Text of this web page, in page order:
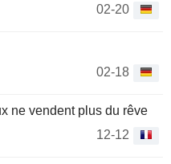
02-20
02-18
ne vendent plus du rêve
12-12